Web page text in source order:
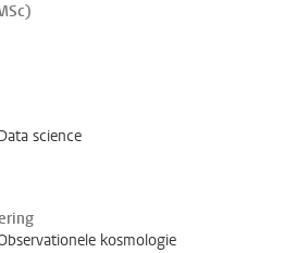
science
kosmologie